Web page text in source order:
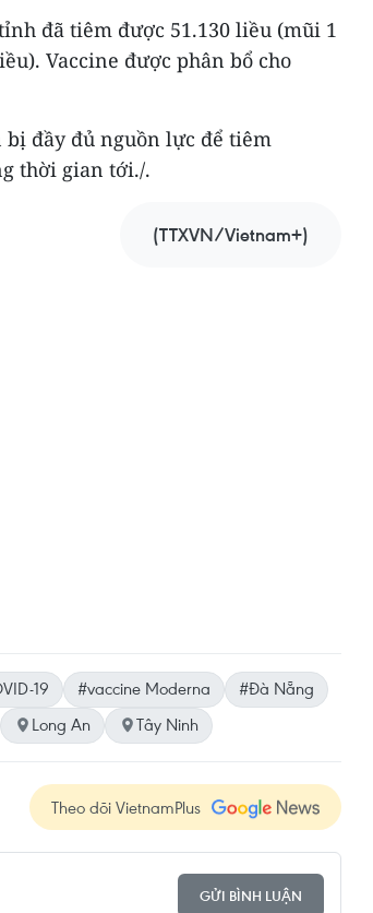
đã tiêm được 51.130 liều (mũi 1
Vaccine được phân bổ cho
bị đầy đủ nguồn lực để tiêm
thời gian tới./.
(TTXVN/Vietnam+)
19 #vaccine Moderna
#Đà Nẵng
Long An Tây Ninh
Theo dõi VietnamPlus
GỬI BÌNH LUẬN